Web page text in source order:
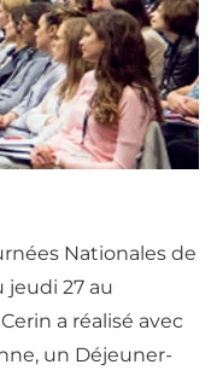
Nationales de
jeudi 27 au
a réalisé avec
un Déjeuner-